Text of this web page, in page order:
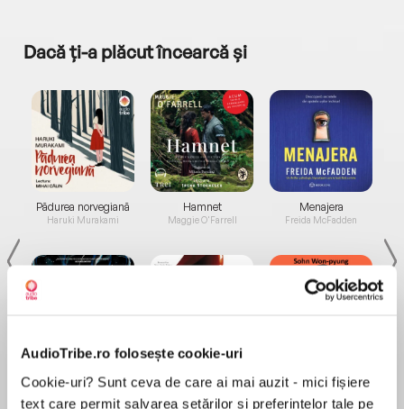
AudioTribe.ro folosește cookie-uri
Cookie-uri? Sunt ceva de care ai mai auzit - mici fișiere
text care permit salvarea setărilor și preferințelor tale pe
Dacă ți-a plăcut încearcă și
Pădurea norvegiană
Haruki Murakami
de...
Dani Francis
Hamnet
Maggie O'Farrell
la...
Lauren Weisberger
Menajera
Freida McFadden
Sohn Won-pyung